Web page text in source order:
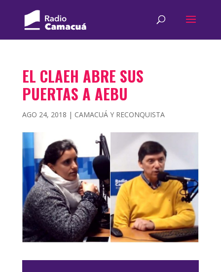
EL CLAEH ABRE SUS
PUERTAS A AEBU
AGO 24, 2018 | CAMACUÁ Y RECONQUISTA